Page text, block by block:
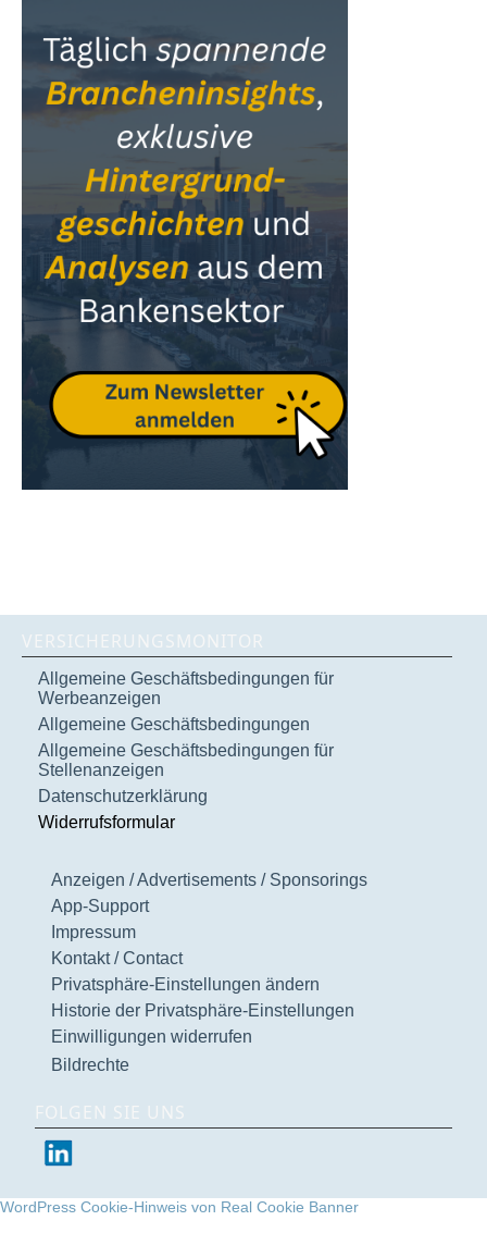
VERSICHERUNGSMONITOR
Allgemeine Geschäftsbedingungen für
Werbeanzeigen
Allgemeine Geschäftsbedingungen
Allgemeine Geschäftsbedingungen für
Stellenanzeigen
Datenschutzerklärung
Widerrufsformular
Anzeigen / Advertisements / Sponsorings
App-Support
Impressum
Kontakt / Contact
Privatsphäre-Einstellungen ändern
Historie der Privatsphäre-Einstellungen
Einwilligungen widerrufen
Bildrechte
FOLGEN SIE UNS
WordPress Cookie-Hinweis von Real Cookie Banner